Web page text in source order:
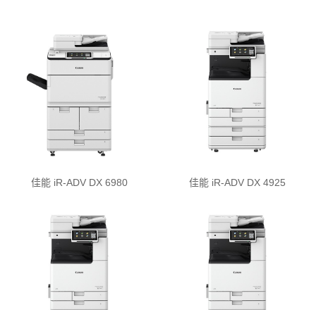
佳能 iR-ADV DX 6980 佳能 iR-ADV DX 4925